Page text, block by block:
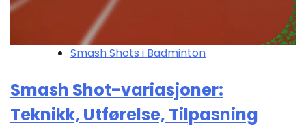
Smash Shots i Badminton
Smash Shot-variasjoner:
Teknikk, Utførelse, Tilpasning